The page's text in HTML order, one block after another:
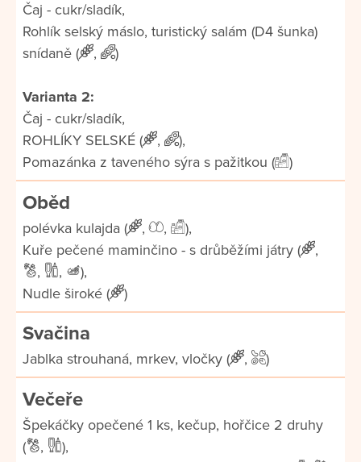
Čaj - cukr/sladík,
Rohlík selský máslo, turistický salám (D4 šunka)
snídaně (
, )
Varianta 2:
Čaj - cukr/sladík,
ROHLÍKY SELSKÉ (
,
),
Pomazánka z taveného sýra s pažitkou (
)
Oběd
polévka kulajda ( , ,
),
Kuře pečené maminčino - s drůběžími játry (
,
,
,
),
Nudle široké (
)
Svačina
Jablka strouhaná, mrkev, vločky ( , )
Večeře
Špekáčky opečené 1 ks, kečup, hořčice 2 druhy
(
,
),